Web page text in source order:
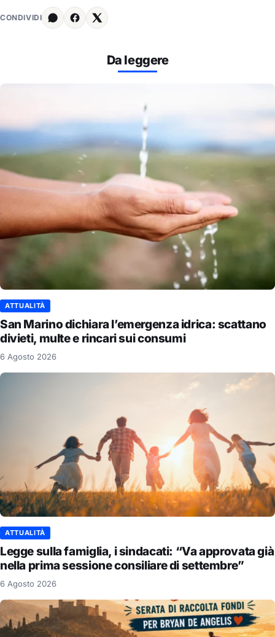
CONDIVIDI
Da leggere
ATTUALITÀ
San Marino dichiara l’emergenza idrica: scattano
divieti, multe e rincari sui consumi
6 Agosto 2026
ATTUALITÀ
Legge sulla famiglia, i sindacati: “Va approvata già
nella prima sessione consiliare di settembre”
6 Agosto 2026